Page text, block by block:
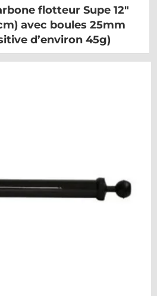
flotteur Supe 12″
avec boules 25mm
d’environ 45g)